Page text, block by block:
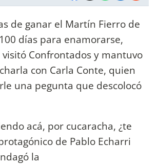
de ganar el Martín Fierro de
días para enamorarse,
Confrontados y mantuvo
con Carla Conte, quien
una pegunta que descolocó
acá, por cucaracha, ¿te
de Pablo Echarri
la